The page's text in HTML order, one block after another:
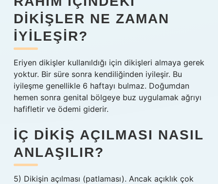
DIKIŞLER NE ZAMAN
IYILEŞIR?
Eriyen dikişler kullanıldığı için dikişleri almaya gerek
yoktur. Bir süre sonra kendiliğinden iyileşir. Bu
iyileşme genellikle 6 haftayı bulmaz. Doğumdan
hemen sonra genital bölgeye buz uygulamak ağrıyı
hafifletir ve ödemi giderir.
İÇ DIKIŞ AÇILMASI NASIL
ANLAŞILIR?
5) Dikişin açılması (patlaması). Ancak açıklık çok